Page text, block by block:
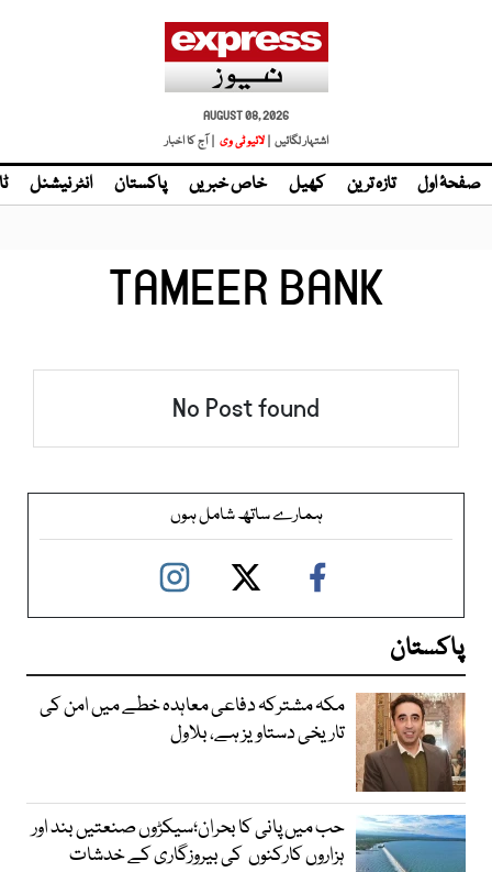
AUGUST 08, 2026
اشتہار لگائیں | لائیو ٹی وی | آج کا اخبار
صفحۂ اول تازہ ترین کھیل خاص خبریں پاکستان انٹر نیشنل
TAMEER BANK
No Post found
ہمارے ساتھ شامل ہوں
پاکستان
مکہ مشترکہ دفاعی معاہدہ خطے میں امن کی
تاریخی دستاویز ہے، بلاول
حب میں پانی کا بحران؛سیکڑوں صنعتیں بند اور
ہزاروں کارکنوں کی بیروزگاری کے خدشات